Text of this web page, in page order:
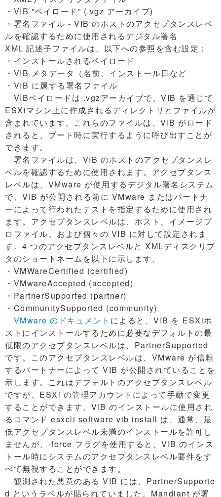
・VIB ”ペイロード” (.vgz アーカイブ)
・署名ファイル - VIB のホストのアクセプタンスレベ
ルを確認するために使用されるデジタル署名
XML 記述子ファイルは、以下への参照を含む設定：
・インストールされるペイロード
・VIB メタデータ（名前、インストール日など
・VIB に属する署名ファイル
VIBペイロードは .vgzアーカイブで、VIB を通じて
ESXiマシン上に作成されるディレクトリとファイルが
含まれています。これらのファイルは、VIB がロード
されると、ブート時に実行するように呼び出すことが
できます。
署名ファイルは、VIB のホストのアクセプタンスレ
ベルを確認するために使用されます。アクセプタンス
レベルは、VMware が使用するデジタル署名システム
で、VIB が公開される前に VMware またはパートナ
ーによって行われたテストを指定するために使用され
ます。アクセプタンスレベルは、ホスト、イメージプ
ロファイル、および個々の VIB に対して設定されま
す。4 つのアクセプタンスレベルと XMLディスクリプ
タのショートネームを以下に示します。
・VMWareCertified (certified)
・VMwareAccepted (accepted)
・PartnerSupported (partner)
・CommunitySupported (community)
VMware のドキュメント によると、VIB を ESXiホ
ストにインストールするために必要なデフォルトの最
低限のアクセプタンスレベルは、PartnerSupported
です。このアクセプタンスレベルは、VMware が信頼
するパートナーによって VIB が公開されていることを
示します。これはデフォルトのアクセプタンスレベル
ですが、ESXi の管理アカウントによって手動で変更
することができます。VIB のインストールに使用され
るコマンド esxcli software vib install は、通常、最
低アクセプタンスレベル未満のインストールを許可し
ませんが、-force フラグを使用すると、VIB のインス
トール時にシステムのアクセプタンスレベル要件をす
べて無視することができます。
観測された悪意のある VIB には、PartnerSupporte
d というラベルが貼られていました。Mandiant が署